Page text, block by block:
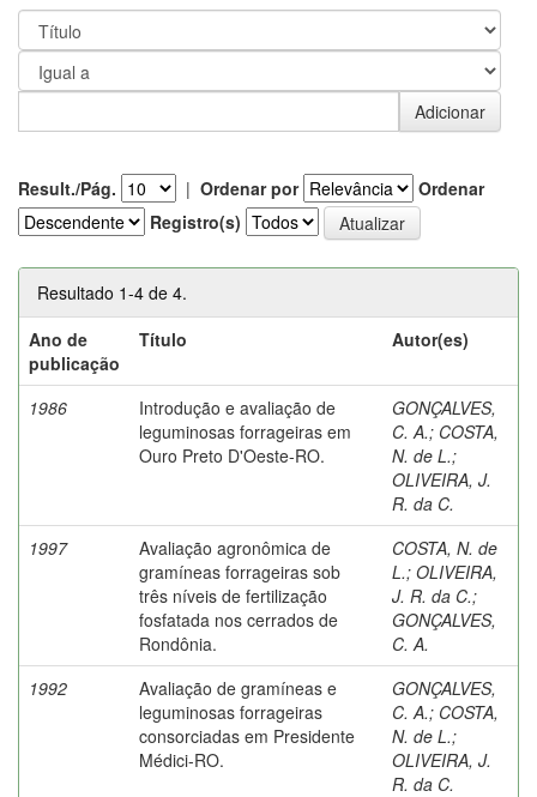
Result./Pág. | Ordenar por
Ordenar
Registro(s)
Resultado 1-4 de 4.
Ano de
publicação
Título Autor(es)
1986
Introdução e avaliação de
leguminosas forrageiras em
Ouro Preto D'Oeste-RO.
GONÇALVES,
C. A.; COSTA,
N. de L.;
OLIVEIRA, J.
R. da C.
1997
Avaliação agronômica de
gramíneas forrageiras sob
três níveis de fertilização
fosfatada nos cerrados de
Rondônia.
COSTA, N. de
L.; OLIVEIRA,
J. R. da C.;
GONÇALVES,
C. A.
1992
Avaliação de gramíneas e
leguminosas forrageiras
consorciadas em Presidente
Médici-RO.
GONÇALVES,
C. A.; COSTA,
N. de L.;
OLIVEIRA, J.
R. da C.